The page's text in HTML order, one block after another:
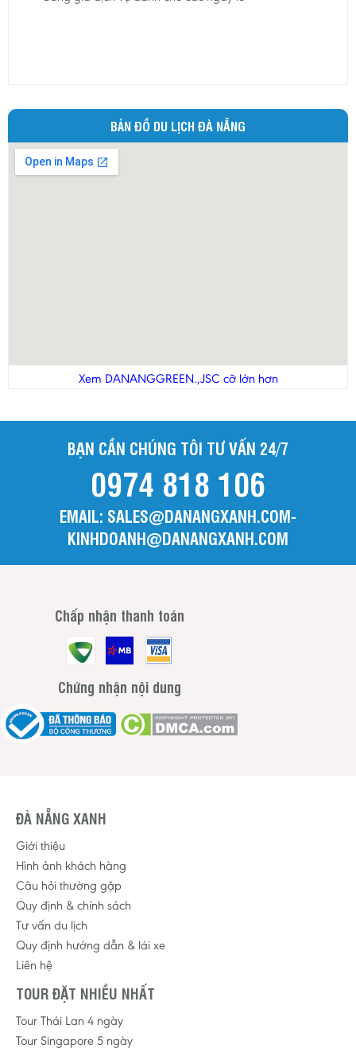
Quảng Bình
Quảng Ngãi
Quảng Ninh
Tuyên Quang
BẢN ĐỒ DU LỊCH ĐÀ NẴNG
Xem DANANGGREEN.,JSC cỡ lớn hơn
BẠN CẦN CHÚNG TÔI TƯ VẤN 24/7
0974 818 106
EMAIL: SALES@DANANGXANH.COM-
KINHDOANH@DANANGXANH.COM
Chấp nhận thanh toán
Chứng nhận nội dung
ĐÀ NẴNG XANH
Giới thiệu
Hình ảnh khách hàng
Câu hỏi thường gặp
Quy định & chính sách
Tư vấn du lịch
Quy định hướng dẫn & lái xe
Liên hệ
TOUR ĐẶT NHIỀU NHẤT
Tour Thái Lan 4 ngày
Tour Singapore 5 ngày